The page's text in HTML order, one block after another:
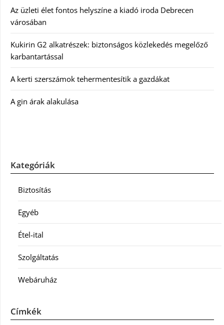
Az üzleti élet fontos helyszíne a kiadó iroda Debrecen
városában
Kukirin G2 alkatrészek: biztonságos közlekedés megelőző
karbantartással
A kerti szerszámok tehermentesítik a gazdákat
A gin árak alakulása
Kategóriák
Biztosítás
Egyéb
Étel-ital
Szolgáltatás
Webáruház
Címkék